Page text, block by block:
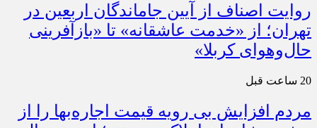
روایت اصناف از آیین جاماندگان اربعین در
تهران؛ از «خدمت عاشقانه» تا «بازآفرینی
حال‌وهوای کربلا»
20 ساعت قبل
مردم افزایش بی رویه قیمت اجاره‌بها را از